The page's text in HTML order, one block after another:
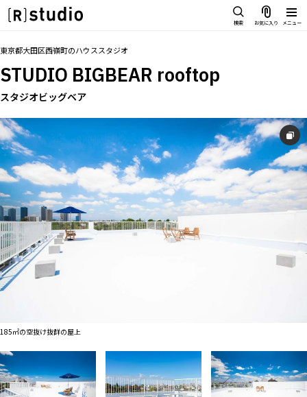
検索 お気に入り メニュー
雰囲気で探したい
SCENE
部屋ごとに写真で見比べたい
VARIATION
ひとつのスタジオであれもこれも
LOCATION
カフェやオフィスなどロケシーンも
SIZE&PRICE
広さと利用料金で探す
スタジオを探す
雰囲気で探したい
SCENE
部屋ごとに写真で見比べたい
VARIATION
LOCATION
カフェやオフィスなどロケシーンも
SIZE&PRICE
広さと利用料金で探す
ALL FILTER
すべての選択肢からスタジオを探す
お気に入り
[R]studioについて
トップ 料金 設備 オプション
東京都大田区西嶺町のハウススタジオ
STUDIO BIGBEAR rooftop
スタジオビッグベア
185㎡の空抜け抜群の屋上